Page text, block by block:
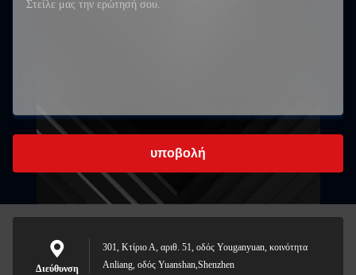
υποβολή
Διεύθυνση
301, Κτίριο Α, αριθ. 51, οδός Youganyuan, κοινότητα
Anliang, οδός Yuanshan,Shenzhen